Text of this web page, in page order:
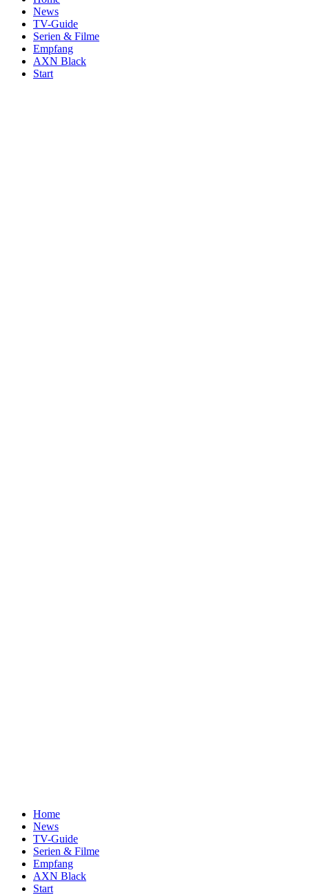
News
TV-Guide
Serien & Filme
Empfang
AXN Black
Start
Home
News
TV-Guide
Serien & Filme
Empfang
AXN Black
Start